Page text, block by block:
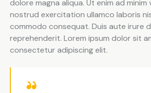
dolore magna aliqua. Ut enim ad minim
nostrud exercitation ullamco laboris
commodo consequat. Duis aute irure
reprehenderit. Lorem ipsum dolor sit
consectetur adipiscing elit.